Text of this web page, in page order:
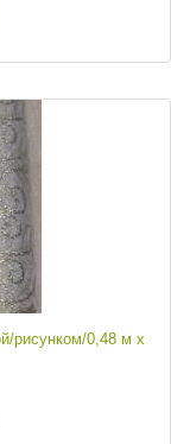
рисунком/0,48 м х